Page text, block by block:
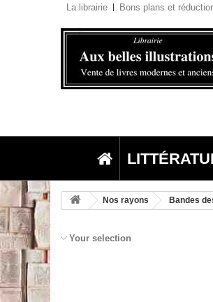
La librairie Bons plans et
Nos rayons Bandes
Your selection